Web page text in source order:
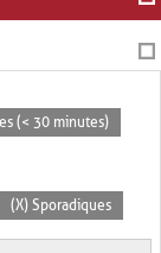
(< 30 minutes)
(X) Sporadiques